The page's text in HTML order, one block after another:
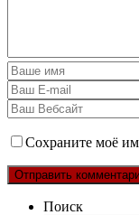
Сохраните моё
Поиск